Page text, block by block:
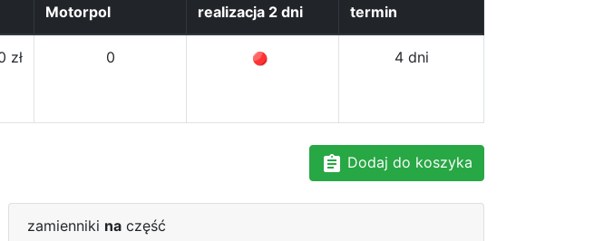
Motorpol
realizacja 2 dni
termin
zł 0 4 dni
Dodaj do koszyka
zamienniki na część